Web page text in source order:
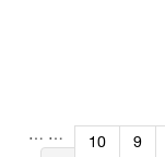
… 9
10
…